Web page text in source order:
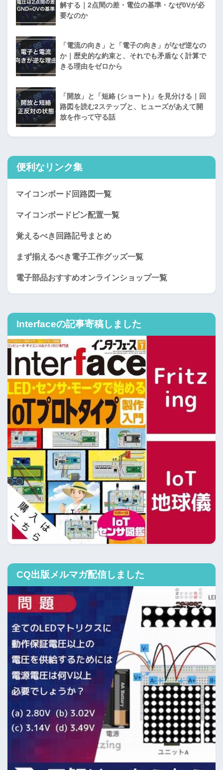
解する｜2点間の差・電位の基準・なぜ0Vが必
要なのか
「電流の向き」と「電子の向き」がなぜ逆なの
か｜歴史的な約束と、それでも矛盾なく計算で
きる理由をゼロから
「開放」と「短絡 (ショート)」を見分ける｜回
路図を読む2ステップと、ヒューズがあえて開
放を作って守る話
便利なリンク集
マイコンボード回路図一覧
マイコンボードピン配置一覧
覚えるべき回路記号まとめ
まず揃えるべき電子工作グッズ一覧
電子部品おすすめオンラインショップ一覧
Interfaceの記事寄稿しました
CQ出版メルマガ配信しました